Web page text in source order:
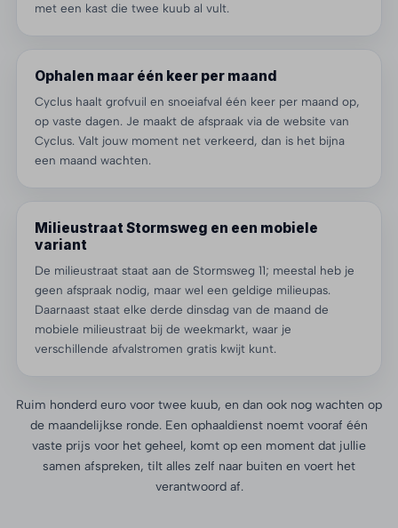
met een kast die twee kuub al vult.
Ophalen maar één keer per maand
Cyclus haalt grofvuil en snoeiafval één keer per maand op,
op vaste dagen. Je maakt de afspraak via de website van
Cyclus. Valt jouw moment net verkeerd, dan is het bijna
een maand wachten.
Milieustraat Stormsweg en een mobiele
variant
De milieustraat staat aan de Stormsweg 11; meestal heb je
geen afspraak nodig, maar wel een geldige milieupas.
Daarnaast staat elke derde dinsdag van de maand de
mobiele milieustraat bij de weekmarkt, waar je
verschillende afvalstromen gratis kwijt kunt.
Ruim honderd euro voor twee kuub, en dan ook nog wachten op
de maandelijkse ronde. Een ophaaldienst noemt vooraf één
vaste prijs voor het geheel, komt op een moment dat jullie
samen afspreken, tilt alles zelf naar buiten en voert het
verantwoord af.